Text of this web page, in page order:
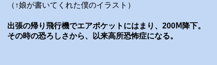
（↑娘が書いてくれた僕のイラスト）
出張の帰り飛行機でエアポケットにはまり、200Ⅿ降下。
その時の恐ろしさから、以来高所恐怖症になる。